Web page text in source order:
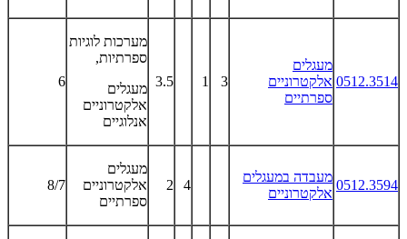
0512.3514
מעגלים
אלקטרוניים
ספרתיים
3
1
3.5
מערכות לוגיות
ספרתיות,
מעגלים
אלקטרוניים
אנלוגיים
6
0512.3594
מעבדה במעגלים
אלקטרוניים
4
2
מעגלים
אלקטרוניים
ספרתיים
8/7